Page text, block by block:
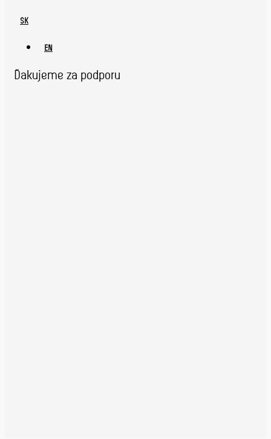
SK
EN
Ďakujeme za podporu